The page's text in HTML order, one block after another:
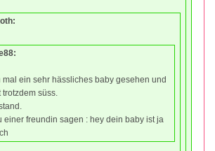
mal ein sehr hässliches baby gesehen und
süss.
einer freundin sagen : hey dein baby ist ja